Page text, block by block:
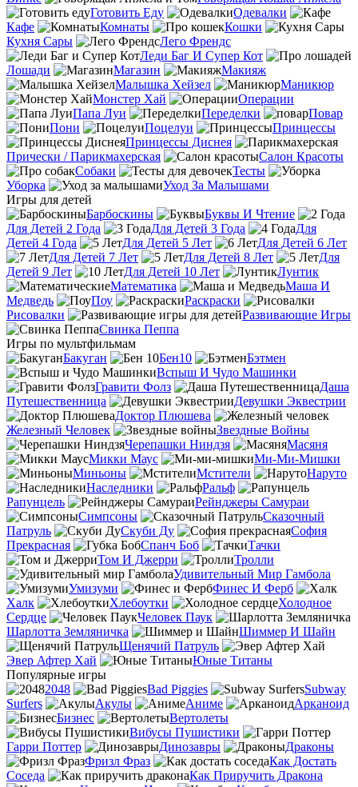
Готовить Еду
Одевалки
Кафе
Комнаты
Кошки
Кухня Сары
Лего Френдс
Леди Баг И Супер Кот
Лошади
Магазин
Макияж
Малышка Хейзел
Маникюр
Монстер Хай
Операции
Папа Луи
Переделки
Повар
Пони
Поцелуи
Принцессы
Принцессы Диснея
Прически / Парикмахерская
Салон Красоты
Собаки
Тесты
Уборка
Уход За Малышами
Игры для детей
Барбоскины
Буквы И Чтение
Для Детей 2 Года
Для Детей 3 Года
Для
Детей 4 Года
Для Детей 5 Лет
Для Детей 6 Лет
Для Детей 7 Лет
Для Детей 8 Лет
Для
Детей 9 Лет
Для Детей 10 Лет
Лунтик
Математика
Маша И
Медведь
Поу
Раскраски
Рисовалки
Развивающие Игры
Свинка Пеппа
Игры по мультфильмам
Бакуган
Бен10
Бэтмен
Вспыш И Чудо Машинки
Гравити Фолз
Даша
Путешественница
Девушки Эквестрии
Доктор Плюшева
Железный Человек
Звездные Войны
Черепашки Ниндзя
Масяня
Микки Маус
Ми-Ми-Мишки
Миньоны
Мстители
Наруто
Наследники
Ральф
Рапунцель
Рейнджеры Самураи
Симпсоны
Сказочный
Патруль
Скуби Ду
София
Прекрасная
Спанч Боб
Тачки
Том И Джерри
Тролли
Удивительный Мир Гамбола
Умизуми
Финес И Ферб
Халк
Хлебоутки
Холодное
Сердце
Человек Паук
Шарлотта Земляничка
Шиммер И Шайн
Щенячий Патруль
Эвер Афтер Хай
Юные Титаны
Популярные игры
2048
Bad Piggies
Subway
Surfers
Акулы Аниме
Арканоид
Бизнес
Вертолеты
Вибусы Пушистики
Гарри Поттер
Динозавры
Драконы
Фризл Фраз
Как Достать
Соседа
Как Приручить Дракона